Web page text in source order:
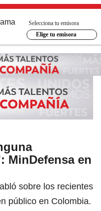
Selecciona tu emisora
Elige tu emisora
MinDefensa en
sobre los recientes
público en Colombia.